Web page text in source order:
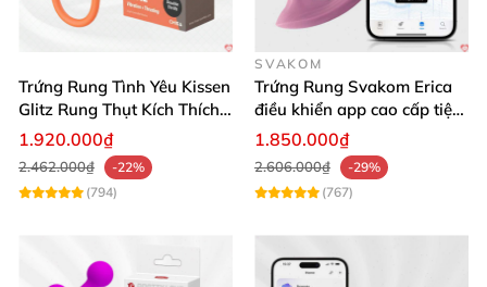
Trứng Rung Tình Yêu Kissen
Glitz Rung Thụt Kích Thích
Mua Ngay
1.920.000₫
2.462.000₫
-22%
(794)
SVAKOM
Trứng Rung Svakom Erica
điều khiển app cao cấp tiện
lợi
1.850.000₫
2.606.000₫
-29%
(767)